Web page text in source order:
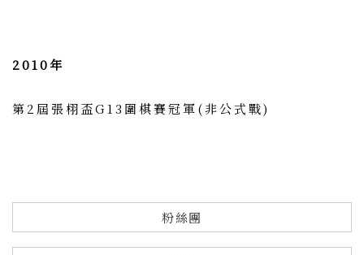
2010年
第2屆張栩盃G13圍棋賽冠軍(非公式戰)
粉絲團